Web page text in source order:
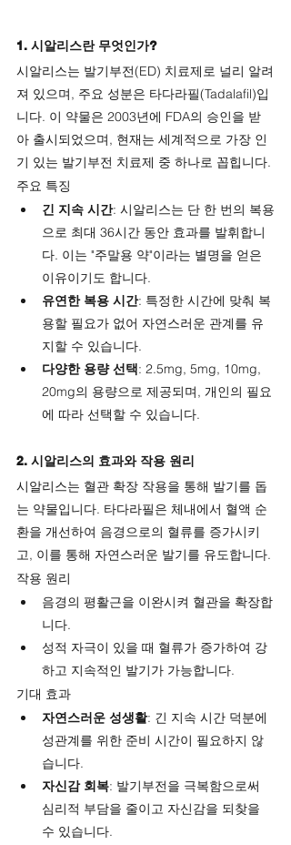
1. 시알리스란 무엇인가?
시알리스는 발기부전(ED) 치료제로 널리 알려
져 있으며, 주요 성분은 타다라필(Tadalafil)입
니다. 이 약물은 2003년에 FDA의 승인을 받
아 출시되었으며, 현재는 세계적으로 가장 인
기 있는 발기부전 치료제 중 하나로 꼽힙니다.
주요 특징
긴 지속 시간: 시알리스는 단 한 번의 복용
으로 최대 36시간 동안 효과를 발휘합니
다. 이는 "주말용 약"이라는 별명을 얻은
이유이기도 합니다.
유연한 복용 시간: 특정한 시간에 맞춰 복
용할 필요가 없어 자연스러운 관계를 유
지할 수 있습니다.
다양한 용량 선택: 2.5mg, 5mg, 10mg,
20mg의 용량으로 제공되며, 개인의 필요
에 따라 선택할 수 있습니다.
2. 시알리스의 효과와 작용 원리
시알리스는 혈관 확장 작용을 통해 발기를 돕
는 약물입니다. 타다라필은 체내에서 혈액 순
환을 개선하여 음경으로의 혈류를 증가시키
고, 이를 통해 자연스러운 발기를 유도합니다.
작용 원리
음경의 평활근을 이완시켜 혈관을 확장합
니다.
성적 자극이 있을 때 혈류가 증가하여 강
하고 지속적인 발기가 가능합니다.
기대 효과
자연스러운 성생활: 긴 지속 시간 덕분에
성관계를 위한 준비 시간이 필요하지 않
습니다.
자신감 회복: 발기부전을 극복함으로써
심리적 부담을 줄이고 자신감을 되찾을
수 있습니다.